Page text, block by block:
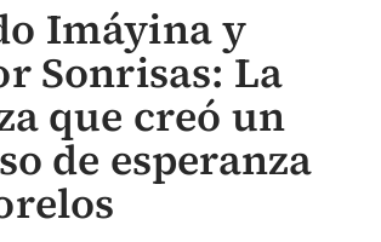
Imáyina y
Sonrisas: La
que creó un
de esperanza